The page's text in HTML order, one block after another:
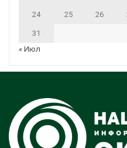
24 25 26
31
« Июл